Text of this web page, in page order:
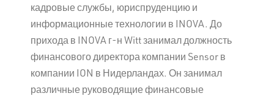
кадровые службы, юриспруденцию и
информационные технологии в INOVA. До
прихода в INOVA г-н Witt занимал должность
финансового директора компании Sensor в
компании ION в Нидерландах. Он занимал
различные руководящие финансовые